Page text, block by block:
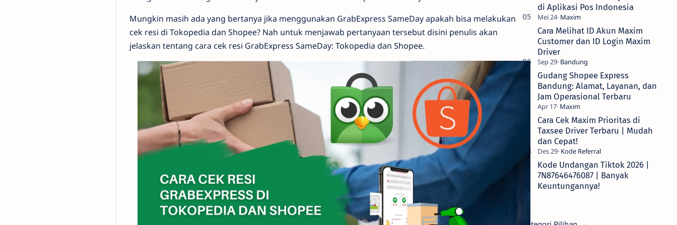
Mungkin masih ada yang bertanya jika menggunakan GrabExpress SameDay apakah bisa melakukan
cek resi di Tokopedia dan Shopee? Nah untuk menjawab pertanyaan tersebut disini penulis akan
jelaskan tentang cara cek resi GrabExpress SameDay: Tokopedia dan Shopee.
di Aplikasi Pos Indonesia
Cara Melihat ID Akun Maxim
Customer dan ID Login Maxim
Driver
Gudang Shopee Express
Bandung: Alamat, Layanan, dan
Jam Operasional Terbaru
Cara Cek Maxim Prioritas di
Taxsee Driver Terbaru | Mudah
dan Cepat!
Kode Undangan Tiktok 2026 |
7N87646476087 | Banyak
Keuntungannya!